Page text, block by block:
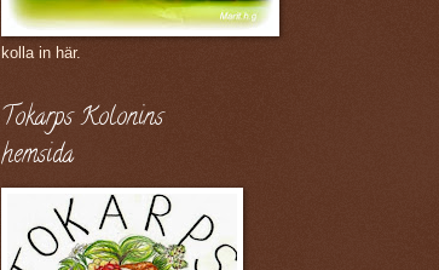
kolla in här.
Tokarps Kolonins
hemsida